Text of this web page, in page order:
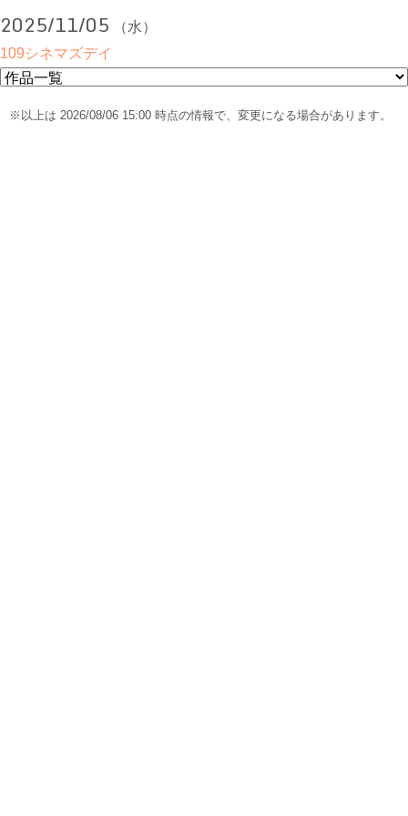
2025/11/05 （水）
109シネマズデイ
※以上は 2026/08/06 15:00 時点の情報で、変更になる場合があります。